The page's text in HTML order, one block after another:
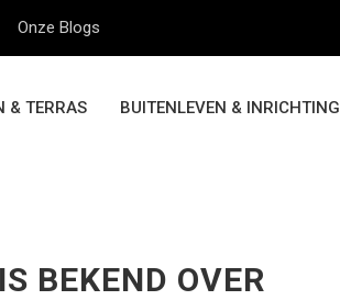
Onze Blogs
& TERRAS BUITENLEVEN & INRICHTING
BEKEND OVER